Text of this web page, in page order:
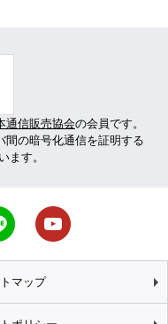
通信販売協会の会員です。
間の暗号化通信を証明する
ます。
マップ